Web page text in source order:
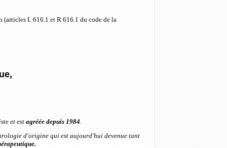
(articles L 616.1 et R 616.1 du code de la
et est agréée depuis 1984.
d'origine qui est aujourd'hui devenue tant